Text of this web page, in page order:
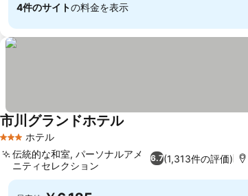
4件のサイトの料金を表示
3 ホテルのランク
ホテル
市川グランドホテル
6.7(1,313件の評価)
伝統的な和室, パーソナルアメ
ニティセレクション